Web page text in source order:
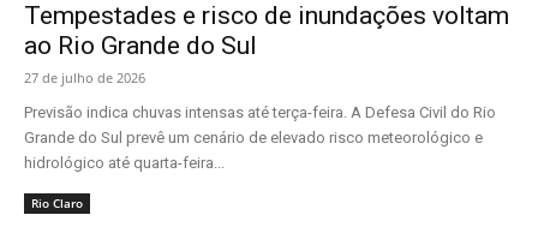
Tempestades e risco de inundações voltam
ao Rio Grande do Sul
27 de julho de 2026
Previsão indica chuvas intensas até terça-feira. A Defesa Civil do Rio
Grande do Sul prevê um cenário de elevado risco meteorológico e
hidrológico até quarta-feira...
Rio Claro